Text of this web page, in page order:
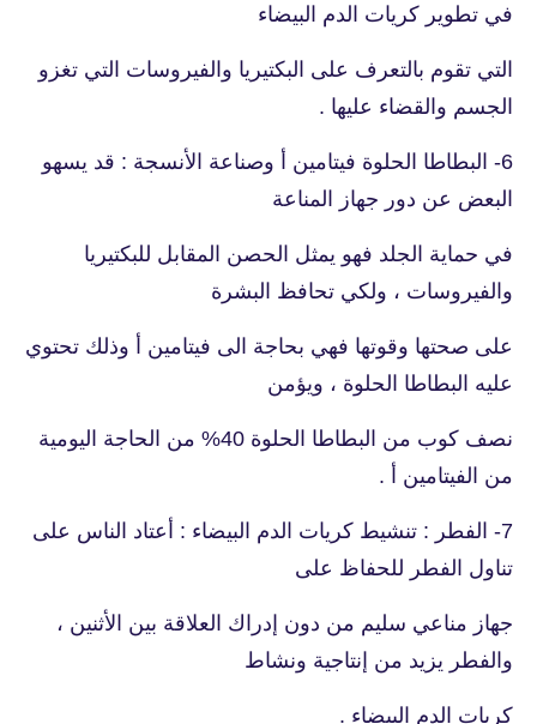
في تطوير كريات الدم البيضاء
التي تقوم بالتعرف على البكتيريا والفيروسات التي تغزو
الجسم والقضاء عليها .
6- البطاطا الحلوة فيتامين أ وصناعة الأنسجة : قد يسهو
البعض عن دور جهاز المناعة
في حماية الجلد فهو يمثل الحصن المقابل للبكتيريا
والفيروسات ، ولكي تحافظ البشرة
على صحتها وقوتها فهي بحاجة الى فيتامين أ وذلك تحتوي
عليه البطاطا الحلوة ، ويؤمن
نصف كوب من البطاطا الحلوة 40% من الحاجة اليومية
من الفيتامين أ .
7- الفطر : تنشيط كريات الدم البيضاء : أعتاد الناس على
تناول الفطر للحفاظ على
جهاز مناعي سليم من دون إدراك العلاقة بين الأثنين ،
والفطر يزيد من إنتاجية ونشاط
كريات الدم البيضاء .